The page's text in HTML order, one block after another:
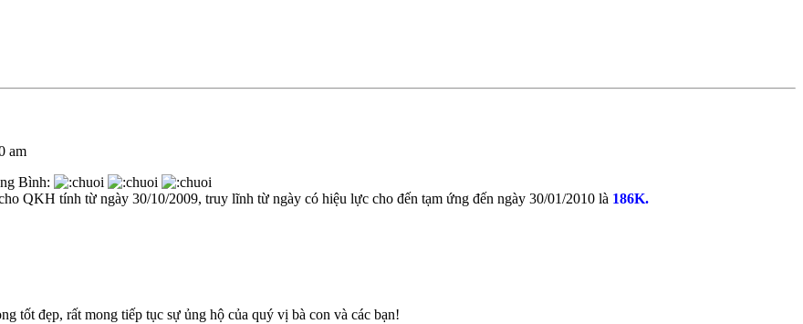
am
Bình:
QKH tính từ ngày 30/10/2009, truy lĩnh từ ngày có hiệu lực cho đến tạm ứng đến ngày 30/01/2010 là 186K.
tốt đẹp, rất mong tiếp tục sự ủng hộ của quý vị bà con và các bạn!